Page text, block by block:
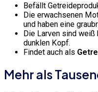
Befällt
Die erwachsenen
und haben eine
Die Larven sind
dunklen Kopf.
Findet auch als
Mehr als